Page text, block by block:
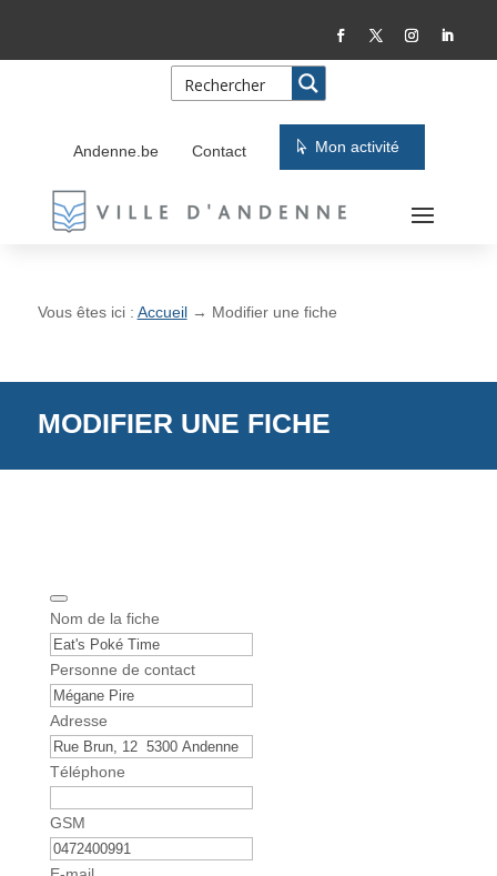
Content
la
Andenne.be Contact Mon activité
Vous êtes ici : Accueil→ Modifier une fiche
MODIFIER UNE FICHE
Nom de la fiche
Personne de contact
Adresse
C
m
p
Téléphone
GSM